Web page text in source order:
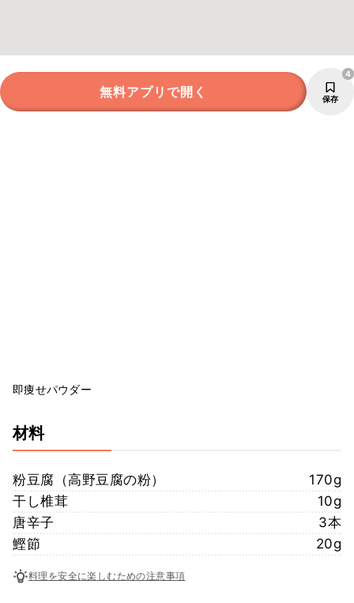
無料アプリで開く 保存
4
即痩せパウダー
材料
粉豆腐（高野豆腐の粉）
170g
干し椎茸
10g
唐辛子
3本
鰹節
20g
料理を安全に楽しむための注意事項